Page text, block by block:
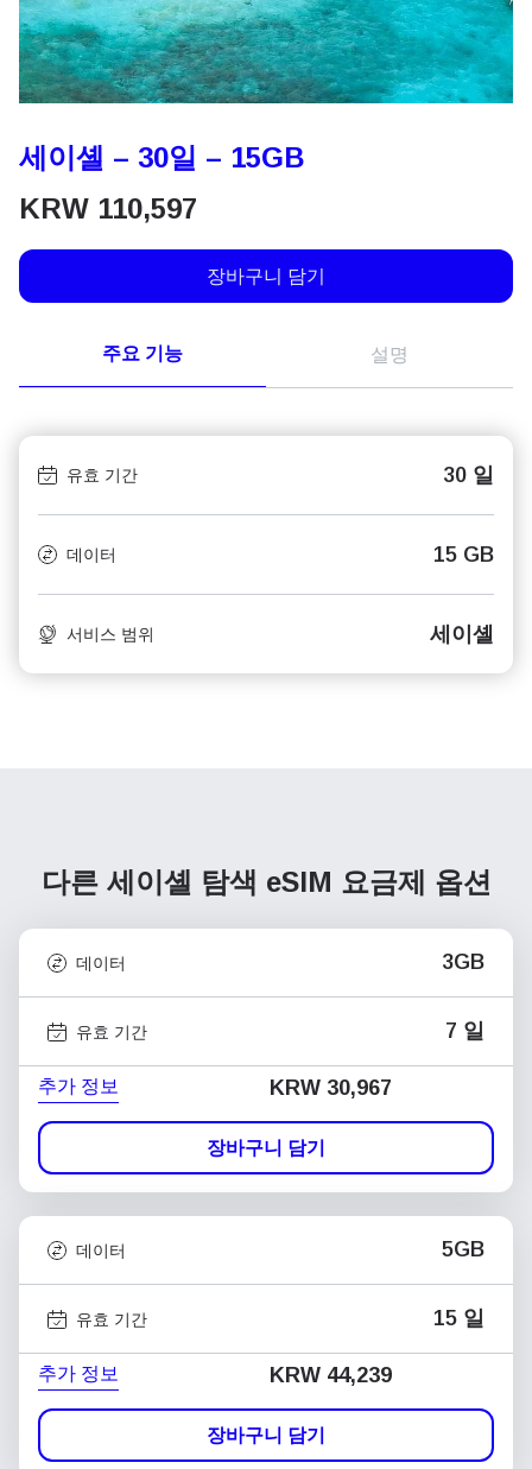
세이셸 – 30일 – 15GB
KRW 110,597
장바구니 담기
주요 기능 설명
유효 기간 30 일
데이터 15 GB
서비스 범위 세이셸
다른 세이셸 탐색 eSIM 요금제 옵션
데이터 3GB
유효 기간 7 일
추가 정보 KRW 30,967
장바구니 담기
데이터 5GB
유효 기간 15 일
추가 정보 KRW 44,239
장바구니 담기